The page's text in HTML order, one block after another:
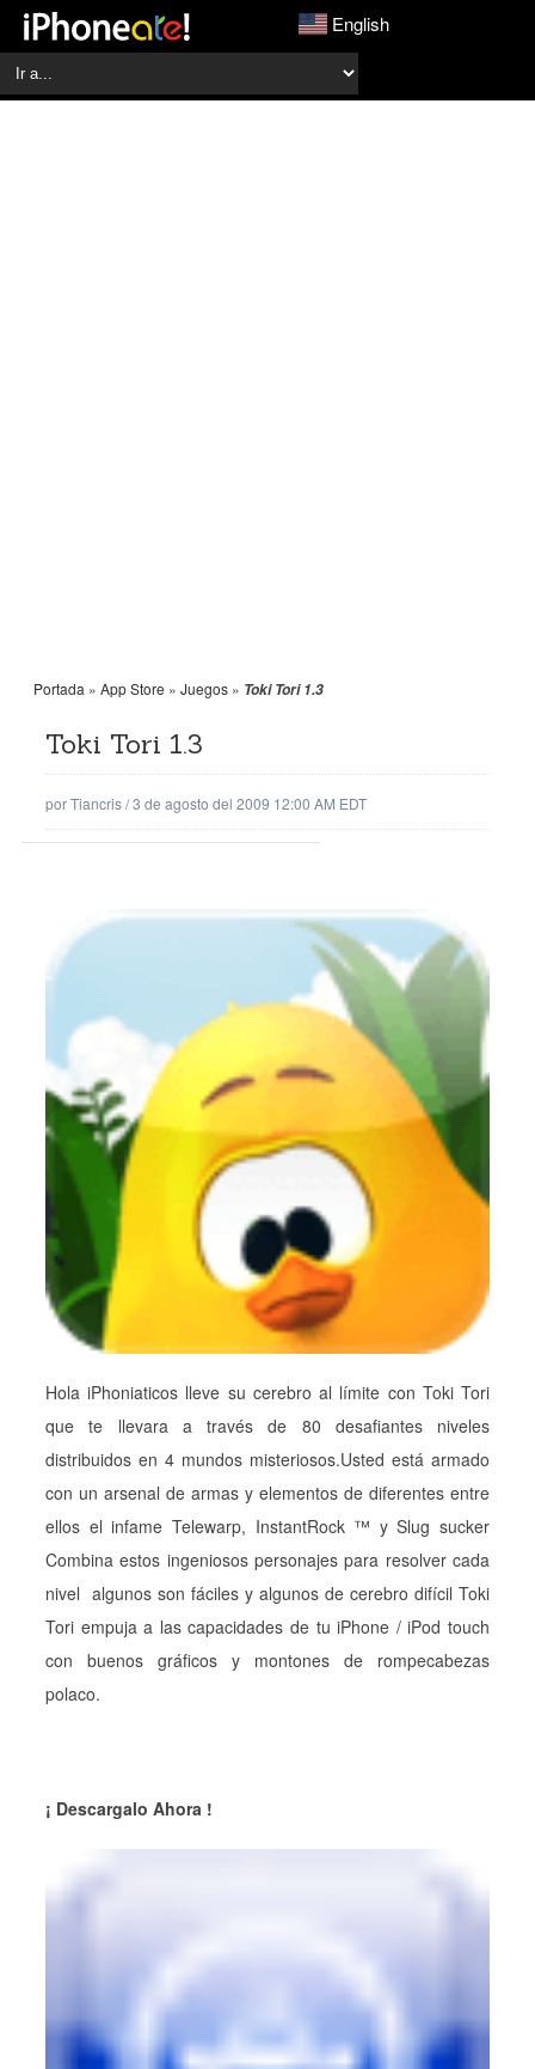
English
Portada » App Store » Juegos » Toki Tori 1.3
Toki Tori 1.3
porTiancris/3 de agosto del 2009 12:00 AM EDT
Hola iPhoniaticos lleve su cerebro al límite con Toki Tori
que te llevara a través de 80 desafiantes niveles
distribuidos en 4 mundos misteriosos.Usted está armado
con un arsenal de armas y elementos de diferentes entre
ellos el infame Telewarp, InstantRock ™ y Slug sucker
Combina estos ingeniosos personajes para resolver cada
nivel algunos son fáciles y algunos de cerebro difícil Toki
Tori empuja a las capacidades de tu iPhone / iPod touch
con buenos gráficos y montones de rompecabezas
polaco.
¡ Descargalo Ahora !